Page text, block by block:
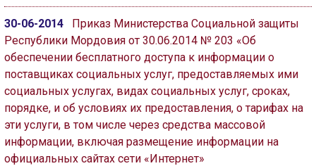
30-06-2014
Приказ Министерства Социальной защиты
Республики Мордовия от 30.06.2014 № 203 «Об
обеспечении бесплатного доступа к информации о
поставщиках социальных услуг, предоставляемых ими
социальных услугах, видах социальных услуг, сроках,
порядке, и об условиях их предоставления, о тарифах на
эти услуги, в том числе через средства массовой
информации, включая размещение информации на
официальных сайтах сети «Интернет»